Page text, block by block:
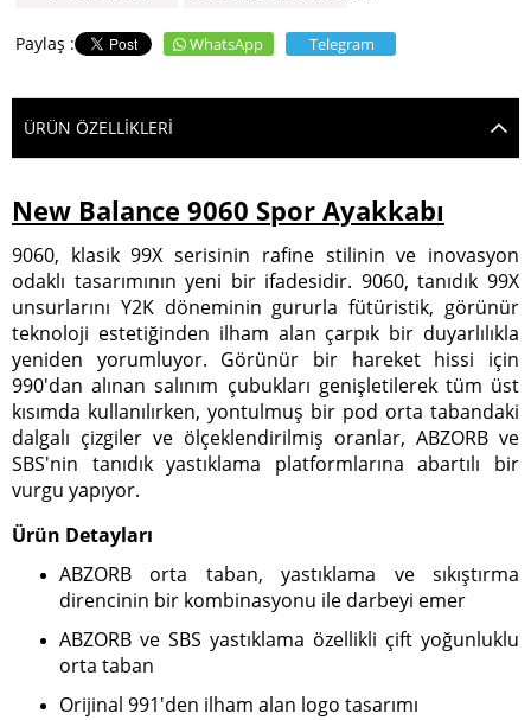
WhatsApp Telegram
ÜRÜN ÖZELLIKLERI
New Balance 9060 Spor Ayakkabı
9060, klasik 99X serisinin rafine stilinin ve inovasyon
odaklı tasarımının yeni bir ifadesidir. 9060, tanıdık 99X
unsurlarını Y2K döneminin gururla fütüristik, görünür
teknoloji estetiğinden ilham alan çarpık bir duyarlılıkla
yeniden yorumluyor. Görünür bir hareket hissi için
990'dan alınan salınım çubukları genişletilerek tüm üst
kısımda kullanılırken, yontulmuş bir pod orta tabandaki
dalgalı çizgiler ve ölçeklendirilmiş oranlar, ABZORB ve
SBS'nin tanıdık yastıklama platformlarına abartılı bir
vurgu yapıyor.
Ürün Detayları
ABZORB orta taban, yastıklama ve sıkıştırma
direncinin bir kombinasyonu ile darbeyi emer
ABZORB ve SBS yastıklama özellikli çift yoğunluklu
orta taban
Orijinal 991'den ilham alan logo tasarımı